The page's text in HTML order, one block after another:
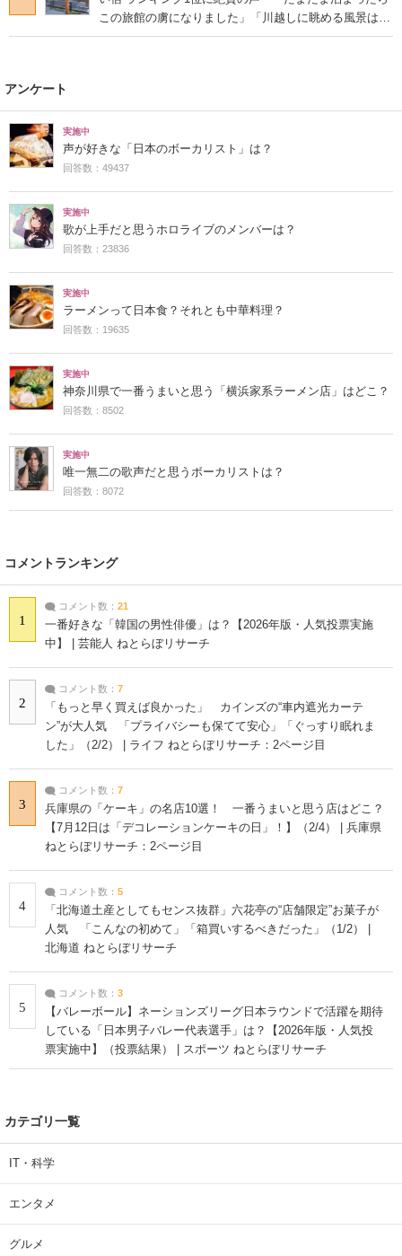
この旅館の虜になりました」「川越しに眺める風景は最
高」
アンケート
実施中
声が好きな「日本のボーカリスト」は？
回答数：49437
実施中
歌が上手だと思うホロライブのメンバーは？
回答数：23836
実施中
ラーメンって日本食？それとも中華料理？
回答数：19635
実施中
神奈川県で一番うまいと思う「横浜家系ラーメン店」はどこ？
回答数：8502
実施中
唯一無二の歌声だと思うボーカリストは？
回答数：8072
コメントランキング
1
コメント数： 21
一番好きな「韓国の男性俳優」は？【2026年版・人気投票実施
中】 | 芸能人 ねとらぼリサーチ
2
コメント数： 7
「もっと早く買えば良かった」 カインズの“車内遮光カーテ
ン”が大人気 「プライバシーも保てて安心」「ぐっすり眠れま
した」（2/2） | ライフ ねとらぼリサーチ：2ページ目
3
コメント数： 7
兵庫県の「ケーキ」の名店10選！ 一番うまいと思う店はどこ？
【7月12日は「デコレーションケーキの日」！】（2/4） | 兵庫県
ねとらぼリサーチ：2ページ目
4
コメント数： 5
「北海道土産としてもセンス抜群」六花亭の“店舗限定”お菓子が
人気 「こんなの初めて」「箱買いするべきだった」（1/2） |
北海道 ねとらぼリサーチ
5
コメント数： 3
【バレーボール】ネーションズリーグ日本ラウンドで活躍を期待
している「日本男子バレー代表選手」は？【2026年版・人気投
票実施中】（投票結果） | スポーツ ねとらぼリサーチ
カテゴリ一覧
IT・科学
エンタメ
グルメ